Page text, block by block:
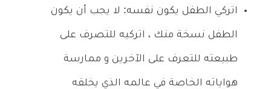
اتركي الطفل يكون نفسه: لا يجب أن يكون
الطفل نسخة منك ، اتركيه للتصرف على
طبيعته للتعرف على الآخرين و ممارسة
هواياته الخاصة في عالمه الذي يخلقه